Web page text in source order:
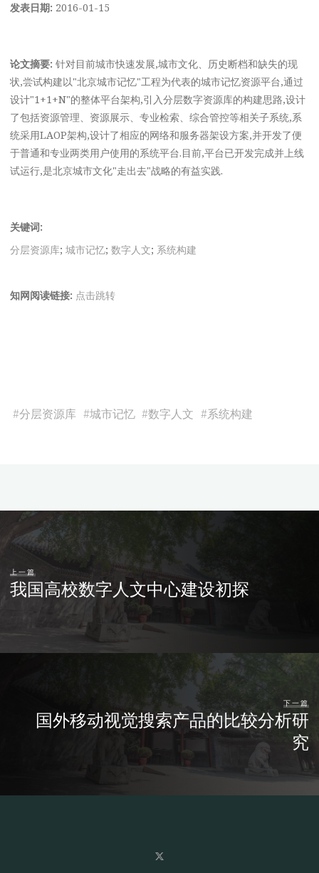
发表日期: 2016-01-15
论文摘要: 针对目前城市快速发展,城市文化、历史断档和缺失的现
状,尝试构建以"北京城市记忆"工程为代表的城市记忆资源平台,通过
设计"1+1+N"的整体平台架构,引入分层数字资源库的构建思路,设计
了包括资源管理、资源展示、专业检索、综合管控等相关子系统,系
统采用LAOP架构,设计了相应的网络和服务器架设方案,并开发了便
于普通和专业两类用户使用的系统平台.目前,平台已开发完成并上线
试运行,是北京城市文化"走出去"战略的有益实践.
关键词:
分层资源库;城市记忆;数字人文; 系统构建
知网阅读链接: 点击跳转
#分层资源库 #城市记忆 #数字人文 #系统构建
上一篇
我国高校数字人文中心建设初探
下一篇
国外移动视觉搜索产品的比较分析研
究